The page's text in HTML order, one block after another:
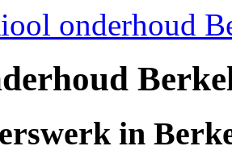
onderhoud
in